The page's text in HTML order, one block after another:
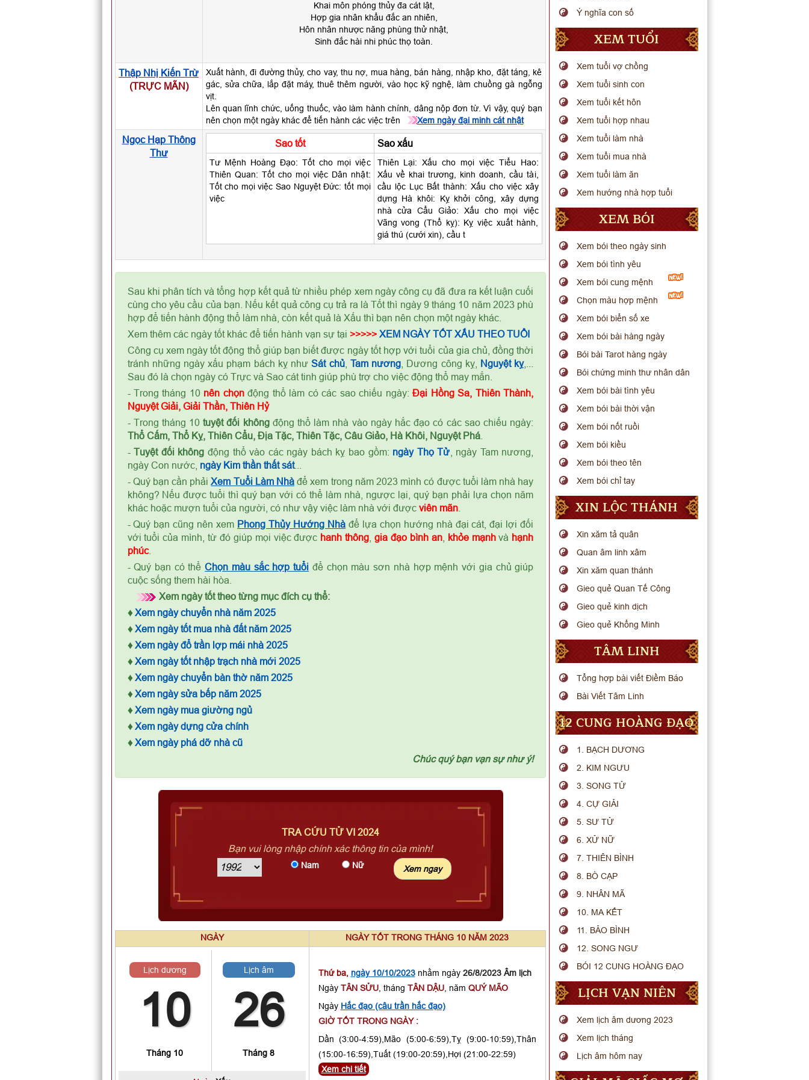
Khai môn phóng thủy đa cát lật,
Hợp gia nhân khẩu đắc an nhiên,
Hôn nhân nhược năng phùng thử nhật,
Sinh đắc hài nhi phúc thọ toàn.
Thập Nhị Kiến Trừ
(TRỰC MÃN)
Xuất hành, đi đường thủy, cho vay, thu nợ, mua hàng, bán hàng, nhập kho, đặt táng, kê
gác, sửa chữa, lắp đặt máy, thuê thêm người, vào học kỹ nghệ, làm chuồng gà ngỗng
vịt.
Lên quan lĩnh chức, uống thuốc, vào làm hành chính, dâng nộp đơn từ. Vì vậy, quý bạn
nên chọn một ngày khác để tiến hành các việc trên
Xem ngày đại minh cát nhật
Ngọc Hạp Thông
Thư
Sao tốt Sao xấu
Tư Mệnh Hoàng Đạo: Tốt cho mọi việc
Thiên Quan: Tốt cho mọi việc Dân nhật:
Tốt cho mọi việc Sao Nguyệt Đức: tốt mọi
việc
Thiên Lại: Xấu cho mọi việc Tiểu Hao:
Xấu về khai trương, kinh doanh, cầu tài,
cầu lộc Lục Bất thành: Xấu cho việc xây
dựng Hà khôi: Kỵ khởi công, xây dựng
nhà cửa Cẩu Giảo: Xấu cho mọi việc
Vãng vong (Thổ kỵ): Kỵ việc xuất hành,
giá thú (cưới xin), cầu t
Sau khi phân tích và tổng hợp kết quả từ nhiều phép xem ngày công cụ đã đưa ra kết luận cuối
cùng cho yêu cầu của bạn. Nếu kết quả công cụ trả ra là Tốt thì ngày 9 tháng 10 năm 2023 phù
hợp để tiến hành động thổ làm nhà, còn kết quả là Xấu thì bạn nên chọn một ngày khác.
Xem thêm các ngày tốt khác để tiến hành vạn sự tại >>>>> XEM NGÀY TỐT XẤU THEO TUỔI
Công cụ xem ngày tốt động thổ giúp bạn biết được ngày tốt hợp với tuổi của gia chủ, đồng thời
tránh những ngày xấu phạm bách kỵ nhưSát chủ, Tam nương , Dương công kỵ, Nguyệt kỵ,...
Sau đó là chọn ngày có Trực và Sao cát tinh giúp phù trợ cho việc động thổ may mắn.
- Trong tháng 10 nên chọnđộng thổ làm có các sao chiếu ngày:Đại Hồng Sa, Thiên Thành,
Nguyệt Giải, Giải Thần, Thiên Hỷ
- Trong tháng 10tuyệt đối khôngđộng thổ làm nhà vào ngày hắc đạo có các sao chiếu ngày:
Thổ Cấm, Thổ Kỵ, Thiên Cẩu, Địa Tặc, Thiên Tặc, Câu Giảo, Hà Khôi, Nguyệt Phá.
-Tuyệt đối không động thổ vào các ngày bách kỵ bao gồm: ngày Thọ Tử , ngày Tam nương,
ngày Con nước, ngày Kim thần thất sát...
- Quý bạn cần phảiXem Tuổi Làm Nhà để xem trong năm 2023 mình có được tuổi làm nhà hay
không? Nếu được tuổi thì quý bạn với có thể làm nhà, ngược lại, quý bạn phải lựa chọn năm
khác hoặc mượn tuổi của người, có như vậy việc làm nhà với được viên mãn.
- Quý bạn cũng nên xem Phong Thủy Hướng Nhàđể lựa chọn hướng nhà đại cát, đại lợi đối
với tuổi của mình, từ đó giúp mọi việc được hanh thông ,gia đạo bình an, khỏe mạnhvà hạnh
phúc.
- Quý bạn có thểChọn màu sắc hợp tuổi để chọn màu sơn nhà hợp mệnh với gia chủ giúp
cuộc sống them hài hòa.
Xem ngày tốt theo từng mục đích cụ thể:
♦ Xem ngày chuyển nhà năm 2025
♦ Xem ngày tốt mua nhà đất năm 2025
♦ Xem ngày đổ trần lợp mái nhà 2025
♦ Xem ngày tốt nhập trạch nhà mới 2025
♦ Xem ngày chuyển bàn thờ năm 2025
♦ Xem ngày sửa bếp năm 2025
♦ Xem ngày mua giường ngủ
♦ Xem ngày dựng cửa chính
♦ Xem ngày phá dỡ nhà cũ
Chúc quý bạn vạn sự như ý!
TRA CỨU TỬ VI 2024
Bạn vui lòng nhập chính xác thông tin của mình!
Nam Nữ
NGÀY NGÀY TỐT TRONG THÁNG 10 NĂM 2023
Lịch dương
10
Tháng 10
Lịch âm
26
Tháng 8
Thứ ba, ngày 10/10/2023nhằm ngày 26/8/2023 Âm lịch
Ngày TÂN SỬU, tháng TÂN DẬU, năm QUÝ MÃO
Ngày Hắc đạo (câu trần hắc đạo)
GIỜ TỐT TRONG NGÀY :
Dần (3:00-4:59),Mão (5:00-6:59),Tỵ (9:00-10:59),Thân
(15:00-16:59),Tuất (19:00-20:59),Hợi (21:00-22:59)
Xem chi tiết
Ý nghĩa con số
XEM TUỔI
Xem tuổi vợ chồng
Xem tuổi sinh con
Xem tuổi kết hôn
Xem tuổi hợp nhau
Xem tuổi làm nhà
Xem tuổi mua nhà
Xem tuổi làm ăn
Xem hướng nhà hợp tuổi
XEM BÓI
Xem bói theo ngày sinh
Xem bói tình yêu
Xem bói cung mệnh
Chọn màu hợp mệnh
Xem bói biển số xe
Xem bói bài hàng ngày
Bói bài Tarot hàng ngày
Bói chứng minh thư nhân dân
Xem bói bài tình yêu
Xem bói bài thời vận
Xem bói nốt ruồi
Xem bói kiều
Xem bói theo tên
Xem bói chỉ tay
XIN LỘC THÁNH
Xin xăm tả quân
Quan âm linh xâm
Xin xăm quan thánh
Gieo quẻ Quan Tế Công
Gieo quẻ kinh dịch
Gieo quẻ Khổng Minh
TÂM LINH
Tổng hợp bài viết Điềm Báo
Bài Viết Tâm Linh
12 CUNG HOÀNG ĐẠO
1. BẠCH DƯƠNG
2. KIM NGƯU
3. SONG TỬ
4. CỰ GIẢI
5. SƯ TỬ
6. XỬ NỮ
7. THIÊN BÌNH
8. BÒ CẠP
9. NHÂN MÃ
10. MA KẾT
11. BẢO BÌNH
12. SONG NGƯ
BÓI 12 CUNG HOÀNG ĐẠO
LỊCH VẠN NIÊN
Xem lịch âm dương 2023
Xem lịch tháng
Lịch âm hôm nay